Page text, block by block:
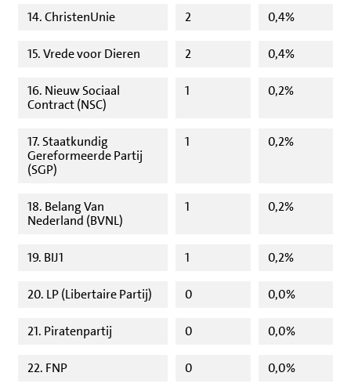
14. ChristenUnie 2 0,4%
15. Vrede voor Dieren 2 0,4%
16. Nieuw Sociaal
Contract (NSC)
1 0,2%
17. Staatkundig
Gereformeerde Partij
(SGP)
1 0,2%
18. Belang Van
Nederland (BVNL)
1 0,2%
19. BIJ1 1 0,2%
20. LP (Libertaire Partij) 0 0,0%
21. Piratenpartij 0 0,0%
22. FNP 0 0,0%